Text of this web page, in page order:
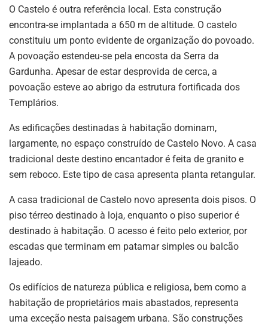
O Castelo é outra referência local. Esta construção
encontra-se implantada a 650 m de altitude. O castelo
constituiu um ponto evidente de organização do povoado.
A povoação estendeu-se pela encosta da Serra da
Gardunha. Apesar de estar desprovida de cerca, a
povoação esteve ao abrigo da estrutura fortificada dos
Templários.
As edificações destinadas à habitação dominam,
largamente, no espaço construído de Castelo Novo. A casa
tradicional deste destino encantador é feita de granito e
sem reboco. Este tipo de casa apresenta planta retangular.
A casa tradicional de Castelo novo apresenta dois pisos. O
piso térreo destinado à loja, enquanto o piso superior é
destinado à habitação. O acesso é feito pelo exterior, por
escadas que terminam em patamar simples ou balcão
lajeado.
Os edifícios de natureza pública e religiosa, bem como a
habitação de proprietários mais abastados, representa
uma exceção nesta paisagem urbana. São construções